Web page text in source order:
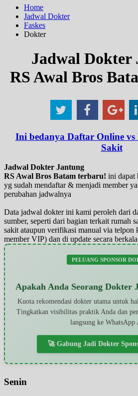
Home
Jadwal Dokter
Faskes
Dokter
Jadwal Dokter
RS Awal Bros
Ini bedanya Daftar Online
Sakit
Jadwal Dokter Jantung
RS Awal Bros Batam terbaru! ini dapat
yg sudah mendaftar & menjadi member
perubahan jadwalnya
Data jadwal dokter ini kami peroleh dari
sumber, seperti dari bagian terkait rumah
sakit ataupun verifikasi manual via telpon
member VIP) dan di update secara
PELUANG SPONSOR
Apakah Anda Seorang Dokter
Kuota rekomendasi dokter utama untuk
Tingkatkan visibilitas praktik Anda dan
langsung ke WhatsApp
🚀 Gabung Jadi Dokter
Senin